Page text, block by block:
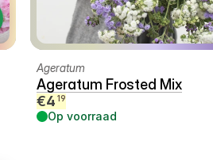
Ageratum
Ageratum Frosted Mix
€4 19
Op voorraad